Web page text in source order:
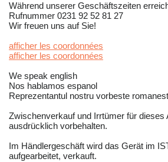
Während unserer Geschäftszeiten
Rufnummer 0231 92 52 81 27
Wir freuen uns auf Sie!
afficher les coordonnées
afficher les coordonnées
We speak english
Nos hablamos espanol
Reprezentantul nostru vorbeste
Zwischenverkauf und Irrtümer für dieses
ausdrücklich vorbehalten.
Im Händlergeschäft wird das Gerät im
aufgearbeitet, verkauft.